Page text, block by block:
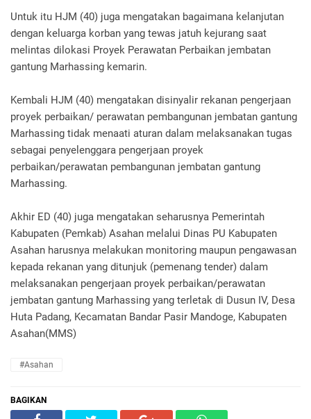
Untuk itu HJM (40) juga mengatakan bagaimana kelanjutan
dengan keluarga korban yang tewas jatuh kejurang saat
melintas dilokasi Proyek Perawatan Perbaikan jembatan
gantung Marhassing kemarin.
Kembali HJM (40) mengatakan disinyalir rekanan pengerjaan
proyek perbaikan/ perawatan pembangunan jembatan gantung
Marhassing tidak menaati aturan dalam melaksanakan tugas
sebagai penyelenggara pengerjaan proyek
perbaikan/perawatan pembangunan jembatan gantung
Marhassing.
Akhir ED (40) juga mengatakan seharusnya Pemerintah
Kabupaten (Pemkab) Asahan melalui Dinas PU Kabupaten
Asahan harusnya melakukan monitoring maupun pengawasan
kepada rekanan yang ditunjuk (pemenang tender) dalam
melaksanakan pengerjaan proyek perbaikan/perawatan
jembatan gantung Marhassing yang terletak di Dusun IV, Desa
Huta Padang, Kecamatan Bandar Pasir Mandoge, Kabupaten
Asahan(MMS)
#Asahan
BAGIKAN